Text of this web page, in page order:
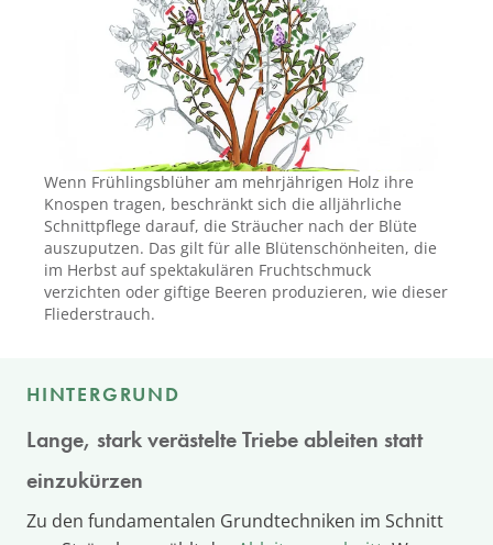
Wenn Frühlingsblüher am mehrjährigen Holz ihre
Knospen tragen, beschränkt sich die alljährliche
Schnittpflege darauf, die Sträucher nach der Blüte
auszuputzen. Das gilt für alle Blütenschönheiten, die
im Herbst auf spektakulären Fruchtschmuck
verzichten oder giftige Beeren produzieren, wie dieser
Fliederstrauch.
HINTERGRUND
Lange, stark verästelte Triebe ableiten statt
einzukürzen
Zu den fundamentalen Grundtechniken im Schnitt